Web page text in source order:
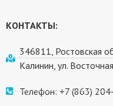
КОНТАКТЫ:
346811, Ростовская
Калинин, ул.
Телефон: +7 (863)